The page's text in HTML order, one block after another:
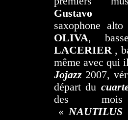
Gustavo
saxophone
OLIVA,
LACERIER,
même avec qui
Jojazz2007,
départ du
des mois
«NAUTILUS